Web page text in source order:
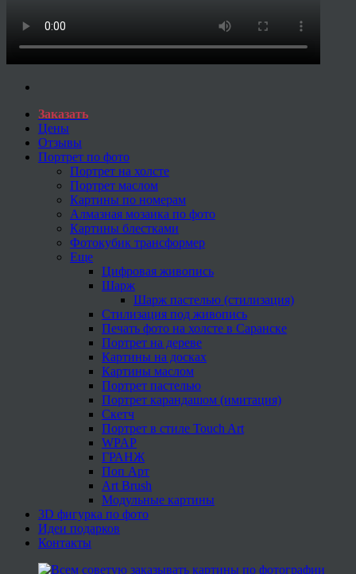
Заказать
Цены
Отзывы
Портрет по фото
Портрет на холсте
Портрет маслом
Картины по номерам
Алмазная мозаика по фото
Картины блестками
Фотокубик трансформер
Еще
Цифровая живопись
Шарж
Шарж пастелью (стилизация)
Стилизация под живопись
Печать фото на холсте в Саранске
Портрет на дереве
Картины на досках
Картины маслом
Портрет пастелью
Портрет карандашом (имитация)
Скетч
Портрет в стиле Touch Art
WPAP
ГРАНЖ
Поп Арт
Art Brush
Модульные картины
3D фигурка по фото
Идеи подарков
Контакты